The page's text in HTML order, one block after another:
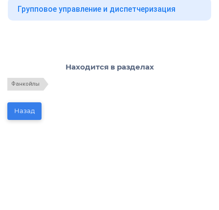
Групповое управление и диспетчеризация
Находится в разделах
Фанкойлы
Назад